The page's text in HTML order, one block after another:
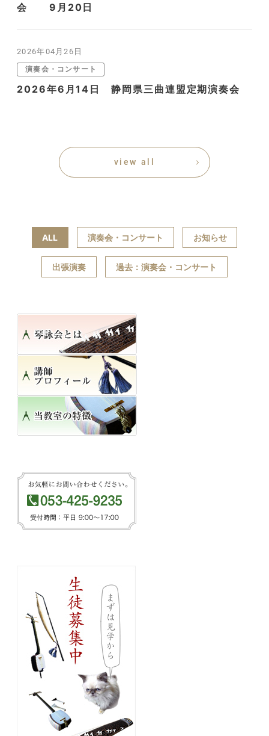
会 9月20日
2026年04月26日
演奏会・コンサート
2026年6月14日 静岡県三曲連盟定期演奏会
view all
ALL 演奏会・コンサート お知らせ
出張演奏 過去：演奏会・コンサート